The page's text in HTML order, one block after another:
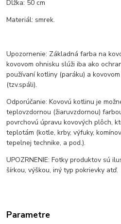
Dĺžka: 50 cm
Materiál: smrek.
Upozornenie: Základná farba na
kovovom ohnisku slúži iba ako
používaní kotliny (paráku) a
(tzv.spáli).
Odporúčanie: Kovovú kotlinu je
teplovzdornou (žiaruvzdornou)
povrchovú úpravu kovových plôch,
teplotám (kotle, krby, výfuky,
tepelnej technike, a pod.).
UPOZRNENIE: Fotky produktov sú
šírkou, výškou, iný typ pokrievky atď.
Parametre